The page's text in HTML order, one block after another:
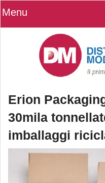
Menu
Erion
30mila
imballaggi